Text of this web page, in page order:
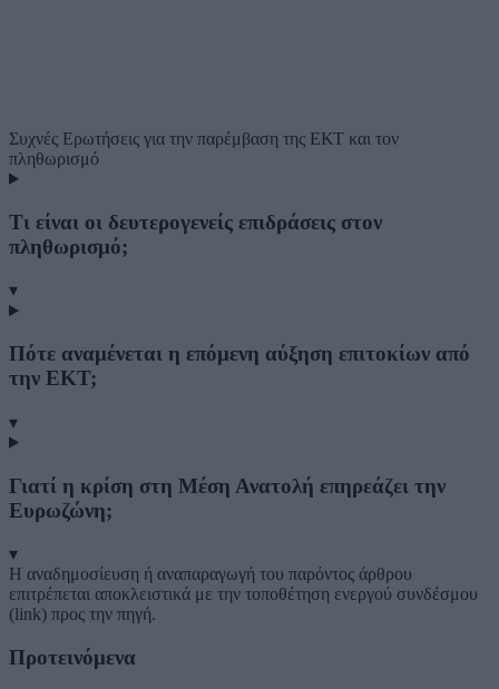
Συχνές Ερωτήσεις για την παρέμβαση της ΕΚΤ και τον
πληθωρισμό
Τι είναι οι δευτερογενείς επιδράσεις στον
πληθωρισμό;
▾
Πότε αναμένεται η επόμενη αύξηση επιτοκίων από
την ΕΚΤ;
▾
Γιατί η κρίση στη Μέση Ανατολή επηρεάζει την
Ευρωζώνη;
▾
Η αναδημοσίευση ή αναπαραγωγή του παρόντος άρθρου
επιτρέπεται αποκλειστικά με την τοποθέτηση ενεργού συνδέσμου
(link) προς την πηγή.
Προτεινόμενα